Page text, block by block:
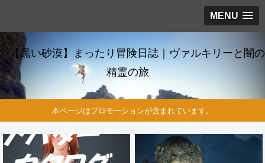
MENU
【黒い砂漠】まったり冒険日誌｜ヴァルキリーと闇の
精霊の旅
本ページはプロモーションが含まれています。